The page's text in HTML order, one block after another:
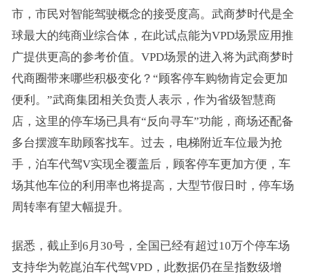
市，市民对智能驾驶概念的接受度高。武商梦时代是全
球最大的纯商业综合体，在此试点能为VPD场景应用推
广提供更高的参考价值。VPD场景的进入将为武商梦时
代商圈带来哪些积极变化？“顾客停车购物肯定会更加
便利。”武商集团相关负责人表示，作为省级智慧商
店，这里的停车场已具有“反向寻车”功能，商场还配备
多台摆渡车助顾客找车。过去，电梯附近车位最为抢
手，泊车代驾V实现全覆盖后，顾客停车更加方便，车
场其他车位的利用率也将提高，大型节假日时，停车场
周转率有望大幅提升。
据悉，截止到6月30号，全国已经有超过10万个停车场
支持华为乾崑泊车代驾VPD，此数据仍在呈指数级增